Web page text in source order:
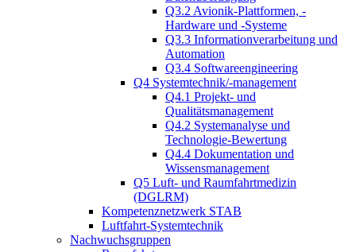
Q3.2 Avionik-Plattformen, -
Hardware und -Systeme
Q3.3 Informationverarbeitung und
Automation
Q3.4 Softwareengineering
Q4 Systemtechnik/-management
Q4.1 Projekt- und
Qualitätsmanagement
Q4.2 Systemanalyse und
Technologie-Bewertung
Q4.4 Dokumentation und
Wissensmanagement
Q5 Luft- und Raumfahrtmedizin
(DGLRM)
Kompetenznetzwerk STAB
Luftfahrt-Systemtechnik
Nachwuchsgruppen